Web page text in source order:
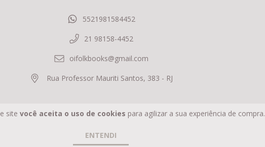
site você aceita o uso de cookies para agilizar a sua experiência de compra.
ENTENDI
5521981584452
21 98158-4452
oifolkbooks@gmail.com
Rua Professor Mauriti Santos, 383 - RJ